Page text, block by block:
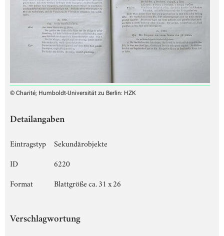
© Charité; Humboldt-Universität zu Berlin: HZK
Detailangaben
Eintragstyp
Sekundärobjekte
ID
6220
Format
Blattgröße ca. 31 x 26
Verschlagwortung